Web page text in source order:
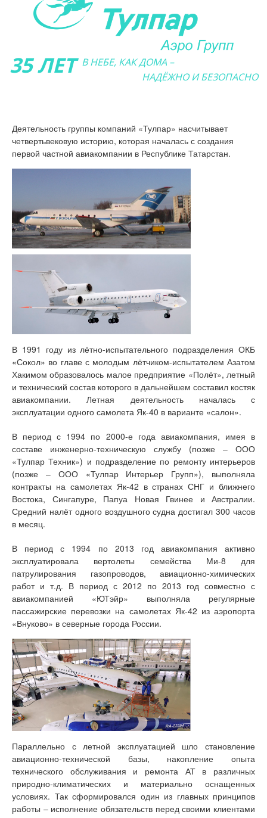
35 ЛЕТ В НЕБЕ, КАК ДОМА –
НАДЁЖНО И БЕЗОПАСНО
Деятельность группы компаний «Тулпар» насчитывает
четвертьвековую историю, которая началась с создания
первой частной авиакомпании в Республике Татарстан.
В 1991 году из лётно-испытательного подразделения ОКБ
«Сокол» во главе с молодым лётчиком-испытателем Азатом
Хакимом образовалось малое предприятие «Полёт», летный
и технический состав которого в дальнейшем составил костяк
авиакомпании. Летная деятельность началась с
эксплуатации одного самолета Як-40 в варианте «салон».
В период с 1994 по 2000-е года авиакомпания, имея в
составе инженерно-техническую службу (позже – ООО
«Тулпар Техник») и подразделение по ремонту интерьеров
(позже – ООО «Тулпар Интерьер Групп»), выполняла
контракты на самолетах Як-42 в странах СНГ и ближнего
Востока, Сингапуре, Папуа Новая Гвинее и Австралии.
Средний налёт одного воздушного судна достигал 300 часов
в месяц.
В период с 1994 по 2013 год авиакомпания активно
эксплуатировала вертолеты семейства Ми-8 для
патрулирования газопроводов, авиационно-химических
работ и т.д. В период с 2012 по 2013 год совместно с
авиакомпанией «ЮТэйр» выполняла регулярные
пассажирские перевозки на самолетах Як-42 из аэропорта
«Внуково» в северные города России.
Параллельно с летной эксплуатацией шло становление
авиационно-технической базы, накопление опыта
технического обслуживания и ремонта АТ в различных
природно-климатических и материально оснащенных
условиях. Так сформировался один из главных принципов
работы – исполнение обязательств перед своими клиентами